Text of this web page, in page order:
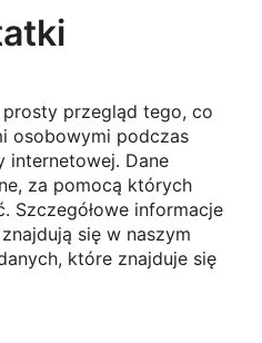
przegląd tego, co
osobowymi podczas
internetowej. Dane
za pomocą których
Szczegółowe informacje
się w naszym
które znajduje się